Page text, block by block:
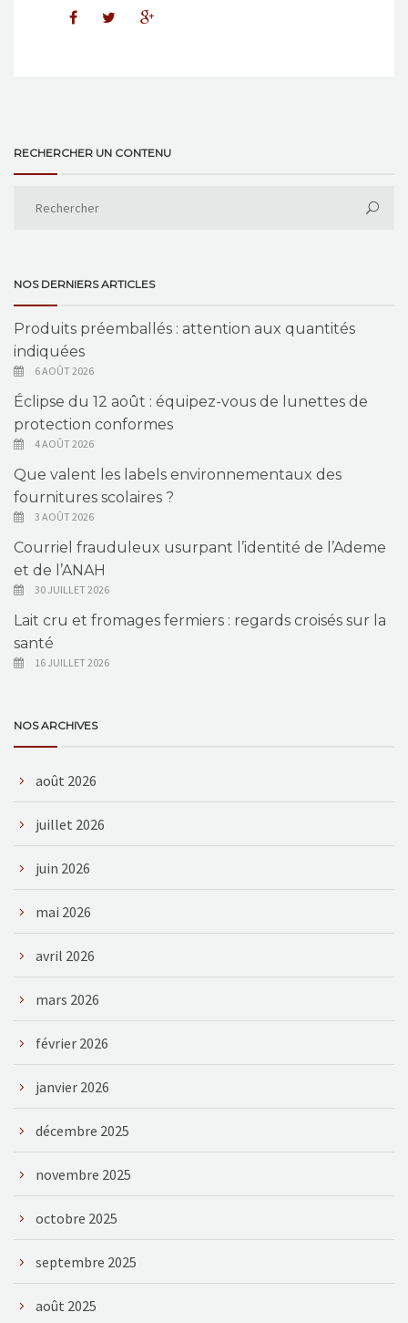
RECHERCHER UN CONTENU
NOS DERNIERS ARTICLES
Produits préemballés : attention aux quantités
indiquées
6 AOÛT 2026
Éclipse du 12 août : équipez-vous de lunettes de
protection conformes
4 AOÛT 2026
Que valent les labels environnementaux des
fournitures scolaires ?
3 AOÛT 2026
Courriel frauduleux usurpant l’identité de l’Ademe
et de l’ANAH
30 JUILLET 2026
Lait cru et fromages fermiers : regards croisés sur la
santé
16 JUILLET 2026
NOS ARCHIVES
août 2026
juillet 2026
juin 2026
mai 2026
avril 2026
mars 2026
février 2026
janvier 2026
décembre 2025
novembre 2025
octobre 2025
septembre 2025
août 2025